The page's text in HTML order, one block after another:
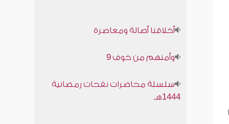
أخلاقنا أصالة ومعاصرة
وأمنهم من خوف 9
سلسلة محاضرات نفحات رمضانية
1444هـ